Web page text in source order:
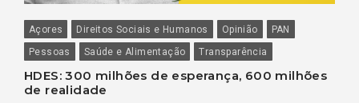
Açores Direitos Sociais e Humanos Opinião
PAN
Pessoas
Saúde e Alimentação Transparência
HDES: 300 milhões de esperança, 600 milhões
de realidade